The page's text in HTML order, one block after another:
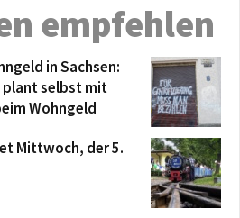
empfehlen
in Sachsen:
plant selbst mit
Wohngeld
Mittwoch, der 5.